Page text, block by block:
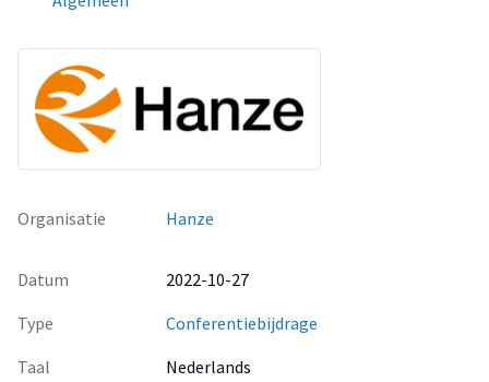
Organisatie Hanze
Datum
2022-10-27
Type
Conferentiebijdrage
Taal
Nederlands